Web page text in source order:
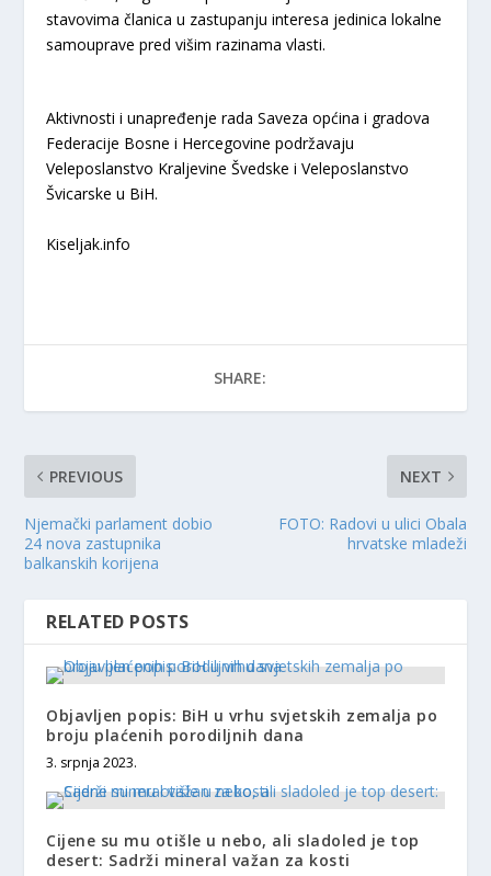
stavovima članica u zastupanju interesa jedinica lokalne
samouprave pred višim razinama vlasti.
Aktivnosti i unapređenje rada Saveza općina i gradova
Federacije Bosne i Hercegovine podržavaju
Veleposlanstvo Kraljevine Švedske i Veleposlanstvo
Švicarske u BiH.
Kiseljak.info
SHARE:
PREVIOUS
Njemački parlament dobio
24 nova zastupnika
balkanskih korijena
NEXT
FOTO: Radovi u ulici Obala
hrvatske mladeži
RELATED POSTS
Objavljen popis: BiH u vrhu svjetskih zemalja po
broju plaćenih porodiljnih dana
3. srpnja 2023.
Cijene su mu otišle u nebo, ali sladoled je top
desert: Sadrži mineral važan za kosti